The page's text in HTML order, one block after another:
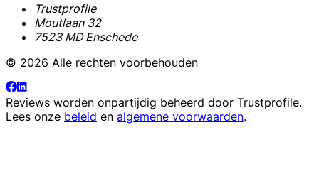
Trustprofile
Moutlaan 32
7523 MD Enschede
© 2026 Alle rechten voorbehouden
Reviews worden onpartijdig beheerd door Trustprofile.
Lees onze beleid en algemene voorwaarden.